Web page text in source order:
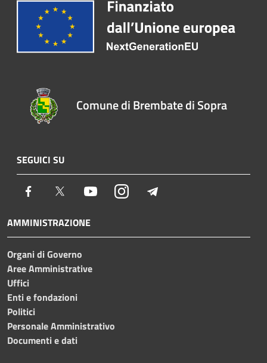
Comune di Brembate di Sopra
SEGUICI SU
Facebook Twitter YoutubeInstagram
AMMINISTRAZIONE
Organi di Governo
Aree Amministrative
Uffici
Enti e fondazioni
Politici
Personale Amministrativo
Documenti e dati